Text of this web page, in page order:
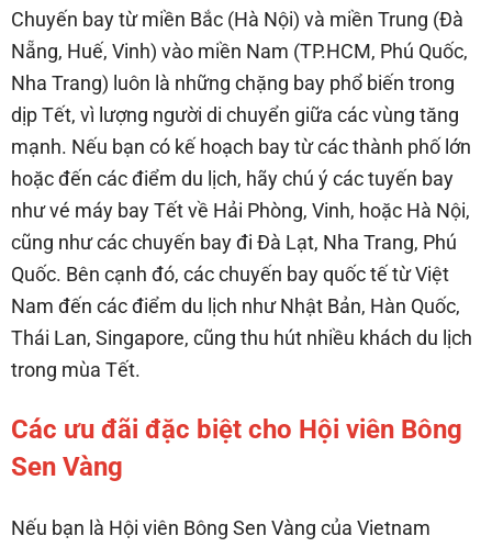
Chuyến bay từ miền Bắc (Hà Nội) và miền Trung (Đà
Nẵng, Huế, Vinh) vào miền Nam (TP.HCM, Phú Quốc,
Nha Trang) luôn là những chặng bay phổ biến trong
dịp Tết, vì lượng người di chuyển giữa các vùng tăng
mạnh. Nếu bạn có kế hoạch bay từ các thành phố lớn
hoặc đến các điểm du lịch, hãy chú ý các tuyến bay
như vé máy bay Tết về Hải Phòng, Vinh, hoặc Hà Nội,
cũng như các chuyến bay đi Đà Lạt, Nha Trang, Phú
Quốc. Bên cạnh đó, các chuyến bay quốc tế từ Việt
Nam đến các điểm du lịch như Nhật Bản, Hàn Quốc,
Thái Lan, Singapore, cũng thu hút nhiều khách du lịch
trong mùa Tết.
Các ưu đãi đặc biệt cho Hội viên Bông
Sen Vàng
Nếu bạn là Hội viên Bông Sen Vàng của Vietnam